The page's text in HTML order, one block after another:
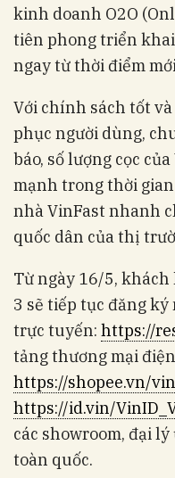
kinh doanh O2O
tiên phong triển
ngay từ thời điểm
Với chính sách tốt
phục người dùng,
báo, số lượng cọc
mạnh trong thời
nhà VinFast nhanh
quốc dân của thị
Từ ngày 16/5,
3 sẽ tiếp tục đăng
trực tuyến: https://
tảng thương mại
https://shopee.vn/
https://id.vin/
các showroom, đại
toàn quốc.